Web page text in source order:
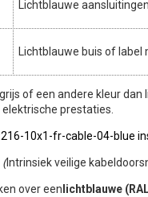
Lichtblauwe
Lichtblauwe buis of label
of een andere kleur dan
elektrische prestaties.
(Intrinsiek veilige
over een lichtblauwe